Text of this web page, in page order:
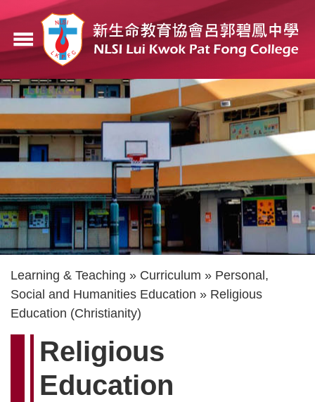
main
content
menu
Breadcrumb
Learning & Teaching Curriculum
Personal,
Social and Humanities Education
Religious
Education (Christianity)
Religious
Education